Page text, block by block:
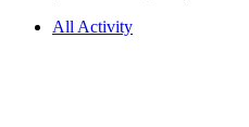
All Activity